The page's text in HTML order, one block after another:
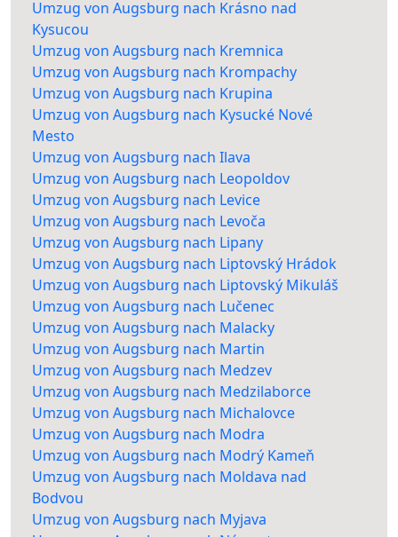
Umzug von Augsburg nach Krásno nad
Kysucou
Umzug von Augsburg nach Kremnica
Umzug von Augsburg nach Krompachy
Umzug von Augsburg nach Krupina
Umzug von Augsburg nach Kysucké Nové
Mesto
Umzug von Augsburg nach Ilava
Umzug von Augsburg nach Leopoldov
Umzug von Augsburg nach Levice
Umzug von Augsburg nach Levoča
Umzug von Augsburg nach Lipany
Umzug von Augsburg nach Liptovský Hrádok
Umzug von Augsburg nach Liptovský Mikuláš
Umzug von Augsburg nach Lučenec
Umzug von Augsburg nach Malacky
Umzug von Augsburg nach Martin
Umzug von Augsburg nach Medzev
Umzug von Augsburg nach Medzilaborce
Umzug von Augsburg nach Michalovce
Umzug von Augsburg nach Modra
Umzug von Augsburg nach Modrý Kameň
Umzug von Augsburg nach Moldava nad
Bodvou
Umzug von Augsburg nach Myjava